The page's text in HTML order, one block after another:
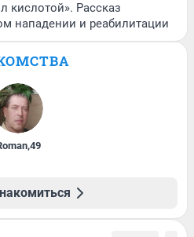
кислотой». Рассказ
нападении и реабилитации
,49